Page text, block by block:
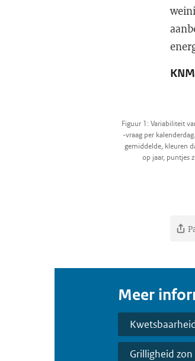
Figuur 1: Variabiliteit
-vraag per
gemiddelde, kleuren
op jaar, puntjes
Meer
Grilligheid